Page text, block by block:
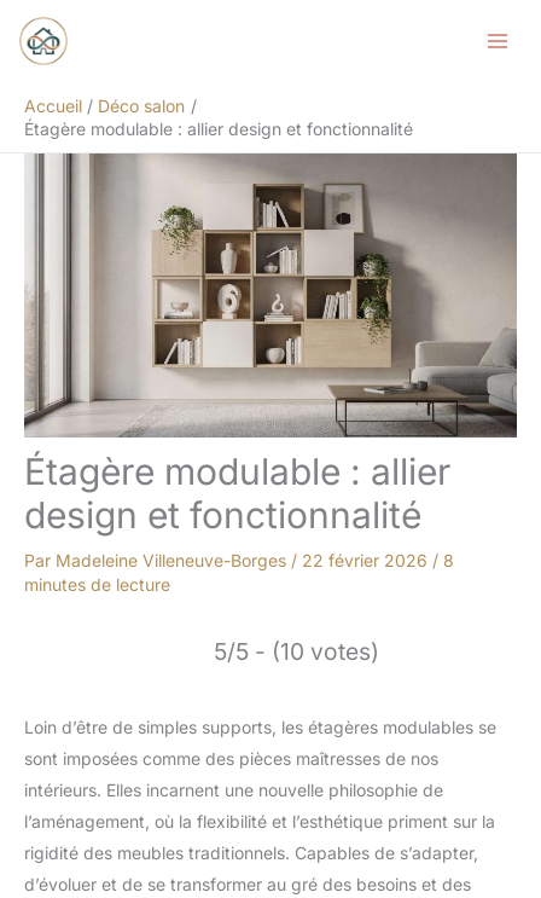
Accueil
Déco salon
Étagère modulable : allier design et fonctionnalité
Étagère modulable : allier
design et fonctionnalité
Par Madeleine Villeneuve-Borges / 22 février 2026 / 8
minutes de lecture
5/5 - (10 votes)
Loin d’être de simples supports, les étagères modulables se
sont imposées comme des pièces maîtresses de nos
intérieurs. Elles incarnent une nouvelle philosophie de
l’aménagement, où la flexibilité et l’esthétique priment sur la
rigidité des meubles traditionnels. Capables de s’adapter,
d’évoluer et de se transformer au gré des besoins et des
Rechercher